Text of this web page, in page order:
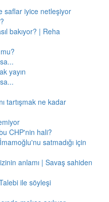
saflar iyice netleşiyor
bakıyor? | Reha
yayın
tartışmak ne kadar
CHP'nin hali?
satmadığı için
anlamı | Savaş sahiden
ile söyleşi